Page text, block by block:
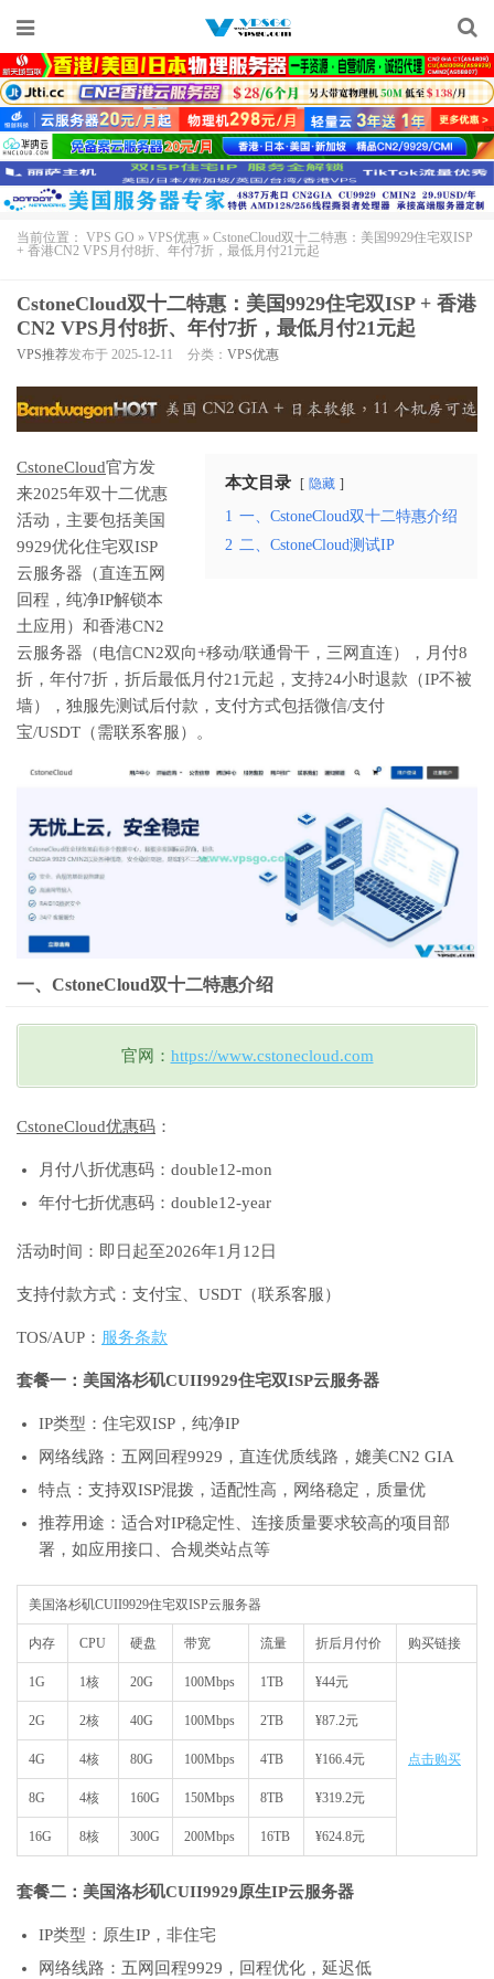
当前位置： VPS GO » VPS优惠 » CstoneCloud双十二特惠：美国9929住宅双ISP
+ 香港CN2 VPS月付8折、年付7折，最低月付21元起
CstoneCloud双十二特惠：美国9929住宅双ISP + 香港
CN2 VPS月付8折、年付7折，最低月付21元起
VPS推荐发布于 2025-12-11 分类： VPS优惠
本文目录 隐藏
1 一、CstoneCloud双十二特惠介绍
2 二、CstoneCloud测试IP
CstoneCloud官方发
来2025年双十二优惠
活动，主要包括美国
9929优化住宅双ISP
云服务器（直连五网
回程，纯净IP解锁本
土应用）和香港CN2
云服务器（电信CN2双向+移动/联通骨干，三网直连），月付8
折，年付7折，折后最低月付21元起，支持24小时退款（IP不被
墙），独服先测试后付款，支付方式包括微信/支付
宝/USDT（需联系客服）。
一、CstoneCloud双十二特惠介绍
官网： https://www.cstonecloud.com
CstoneCloud优惠码 ：
月付八折优惠码：double12-mon
年付七折优惠码：double12-year
活动时间：即日起至2026年1月12日
支持付款方式：支付宝、USDT（联系客服）
TOS/AUP： 服务条款
套餐一：美国洛杉矶CUII9929住宅双ISP云服务器
IP类型：住宅双ISP，纯净IP
网络线路：五网回程9929，直连优质线路，媲美CN2 GIA
特点：支持双ISP混拨，适配性高，网络稳定，质量优
推荐用途：适合对IP稳定性、连接质量要求较高的项目部
署，如应用接口、合规类站点等
美国洛杉矶CUII9929住宅双ISP云服务器
内存 CPU 硬盘 带宽 流量 折后月付价 购买链接
1G 1核 20G 100Mbps 1TB ¥44元
点击购买
2G 2核 40G 100Mbps 2TB ¥87.2元
4G 4核 80G 100Mbps 4TB ¥166.4元
8G 4核 160G 150Mbps 8TB ¥319.2元
16G 8核 300G 200Mbps 16TB ¥624.8元
套餐二：美国洛杉矶CUII9929原生IP云服务器
IP类型：原生IP，非住宅
网络线路：五网回程9929，回程优化，延迟低